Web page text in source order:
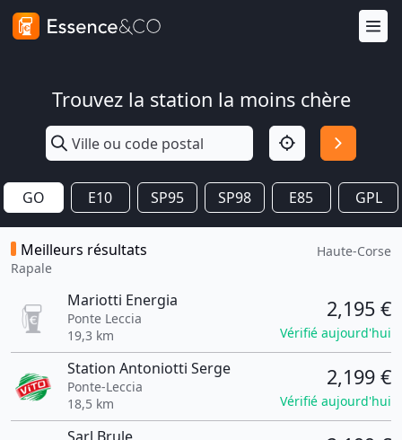
Trouvez la station la moins chère
GO E10 SP95 SP98 E85 GPL
Meilleurs résultats
Rapale
Haute-Corse
Mariotti Energia
Ponte Leccia
19,3 km
2,195 €
Vérifié aujourd'hui
Station Antoniotti Serge
Ponte-Leccia
18,5 km
2,199 €
Vérifié aujourd'hui